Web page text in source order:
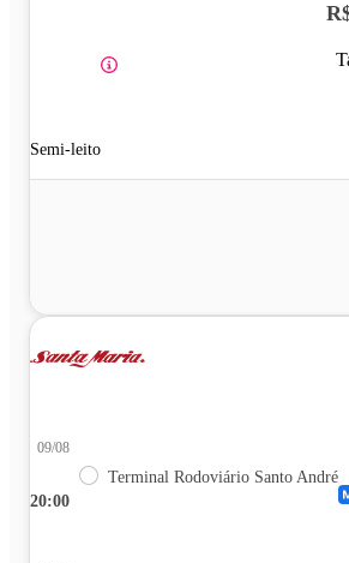
Semi-leito
20:00
09/08
Terminal Rodoviário Santo André